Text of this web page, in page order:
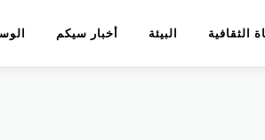
أخبار سيكم البيئة الثقافية